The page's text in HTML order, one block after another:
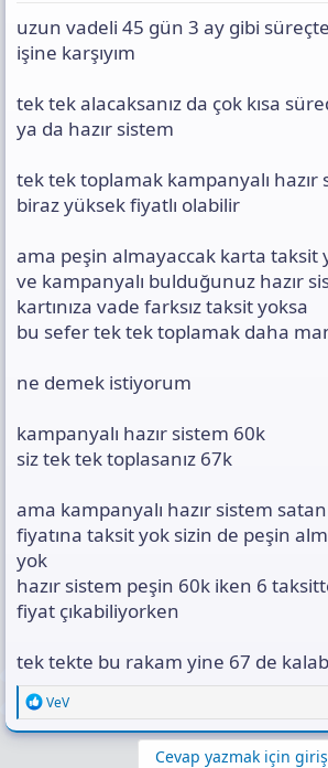
uzun vadeli 45 gün 3 ay gibi
işine karşıyım
tek tek alacaksanız da çok kısa
ya da hazır sistem
tek tek toplamak kampanyalı hazır
biraz yüksek fiyatlı olabilir
ama peşin almayaccak karta taksit
ve kampanyalı bulduğunuz hazır
kartınıza vade farksız taksit yoksa
bu sefer tek tek toplamak daha
ne demek istiyorum
kampanyalı hazır sistem 60k
siz tek tek toplasanız 67k
ama kampanyalı hazır sistem
fiyatına taksit yok sizin de peşin
yok
hazır sistem peşin 60k iken 6
fiyat çıkabiliyorken
tek tekte bu rakam yine 67 de
R
e
a
VeV
Cevap yazmak için